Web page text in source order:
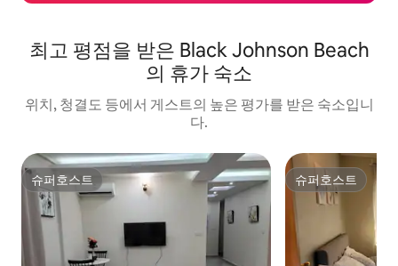
최고 평점을 받은 Black Johnson Beach
의 휴가 숙소
위치, 청결도 등에서 게스트의 높은 평가를 받은 숙소입니
다.
슈퍼호스트
슈퍼호스트 슈퍼호스트
슈퍼호스트